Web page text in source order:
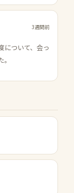
3週間前
について、会っ